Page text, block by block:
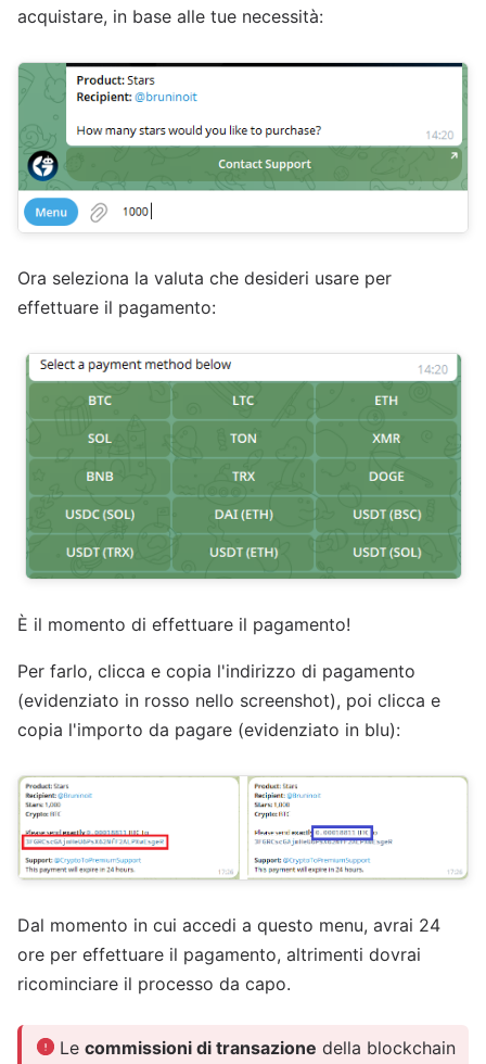
acquistare, in base alle tue necessità:
Ora seleziona la valuta che desideri usare per
effettuare il pagamento:
È il momento di effettuare il pagamento!
Per farlo, clicca e copia l'indirizzo di pagamento
(evidenziato in rosso nello screenshot), poi clicca e
copia l'importo da pagare (evidenziato in blu):
Dal momento in cui accedi a questo menu, avrai 24
ore per effettuare il pagamento, altrimenti dovrai
ricominciare il processo da capo.
Le commissioni di transazione della blockchain